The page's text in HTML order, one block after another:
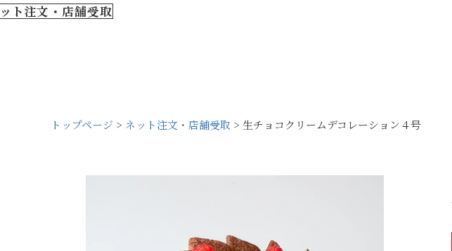
ト注文・店舗受取
トップページ ネット注文・店舗受取 生チョコクリームデコレーション４号